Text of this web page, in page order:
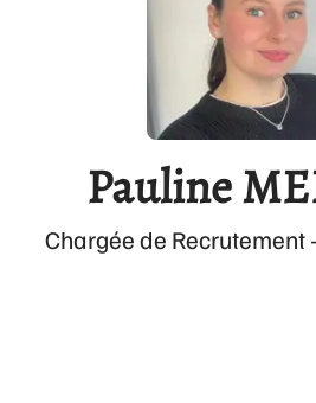
Pauline
Chargée de Recrutement